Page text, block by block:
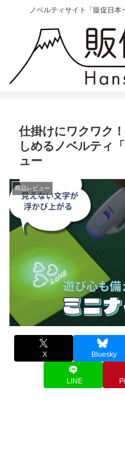
ノベルティサイト「販促日
仕掛けにワクワク
しめるノベルティ
ュー
商品レビュー
X Bluesky
LINE